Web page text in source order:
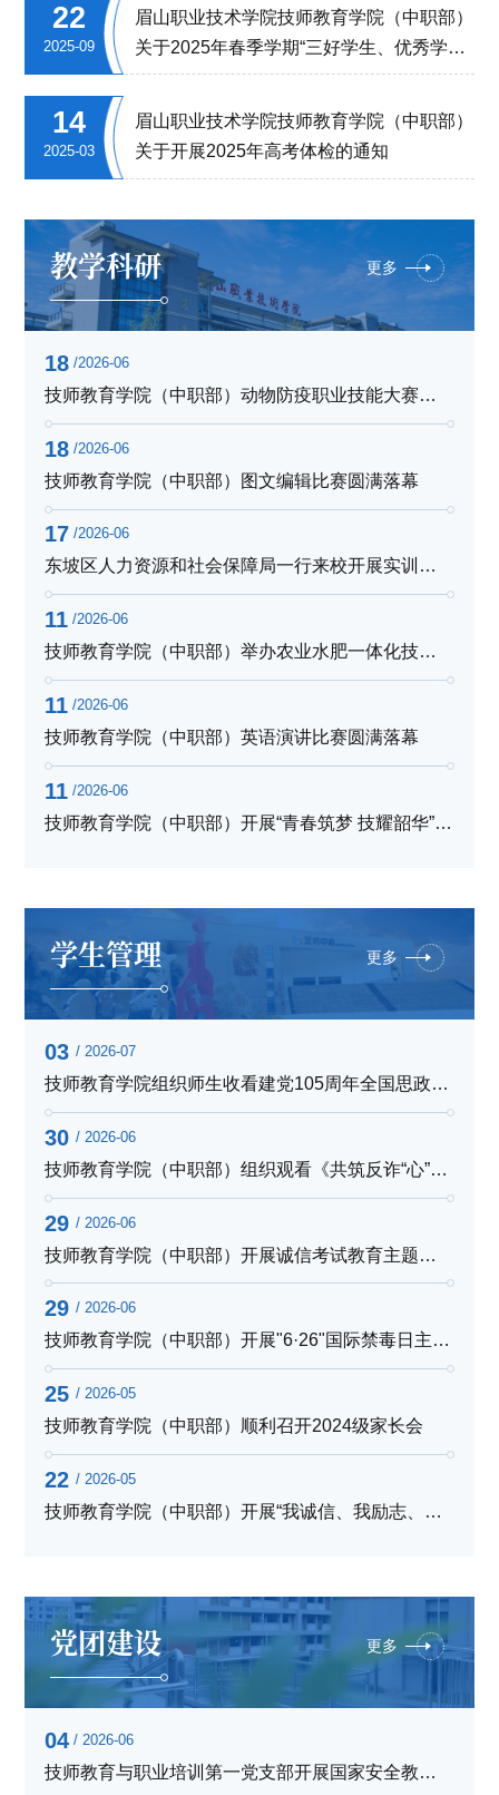
22
2025-09
眉山职业技术学院技师教育学院（中职部）
关于2025年春季学期“三好学生、优秀学生
干部、优秀团员、优秀毕业生、优秀学生奖
学金、先进班集体、先进团支部、文明寝
室”推荐名单的公示
14
2025-03
眉山职业技术学院技师教育学院（中职部）
关于开展2025年高考体检的通知
教学科研 更多
18 /2026-06
技师教育学院（中职部）动物防疫职业技能大赛圆满结束
18 /2026-06
技师教育学院（中职部）图文编辑比赛圆满落幕
17 /2026-06
东坡区人力资源和社会保障局一行来校开展实训室安全及学生资助专项检查工作
11 /2026-06
技师教育学院（中职部）举办农业水肥一体化技术与应用技能竞赛决赛
11 /2026-06
技师教育学院（中职部）英语演讲比赛圆满落幕
11 /2026-06
技师教育学院（中职部）开展“青春筑梦 技耀韶华”主题演讲活动
学生管理 更多
03/ 2026-07
技师教育学院组织师生收看建党105周年全国思政大课
30/ 2026-06
技师教育学院（中职部）组织观看《共筑反诈“心”防线》全民...
29/ 2026-06
29/ 2026-06
技师教育学院（中职部）开展"6·26"国际禁毒日主题班会活动
25/ 2026-05
技师教育学院（中职部）顺利召开2024级家长会
22/ 2026-05
技师教育学院（中职部）开展“我诚信、我励志、我感恩”主题...
党团建设 更多
04 / 2026-06
技师教育与职业培训第一党支部开展国家安全教育教学研讨活动